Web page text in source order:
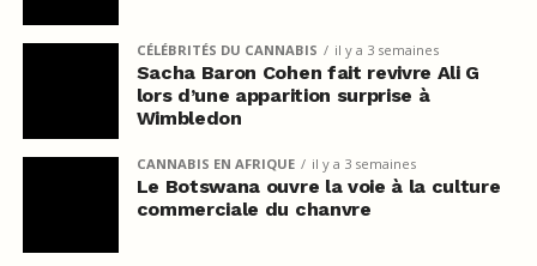
CÉLÉBRITÉS DU CANNABIS il y a 3 semaines
Sacha Baron Cohen fait revivre Ali G
lors d’une apparition surprise à
Wimbledon
CANNABIS EN AFRIQUE il y a 3 semaines
Le Botswana ouvre la voie à la culture
commerciale du chanvre